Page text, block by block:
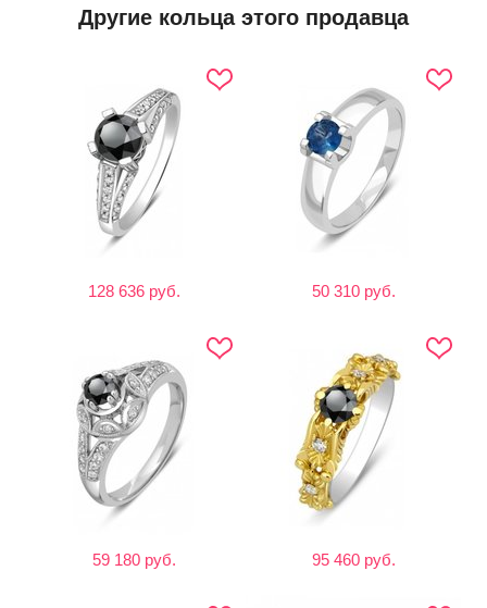
Другие кольца этого продавца
128 636 руб. 50 310 руб.
59 180 руб. 95 460 руб.